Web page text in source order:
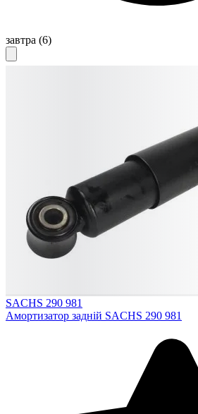
завтра (6)
SACHS 290 981
Амортизатор задній SACHS 290 981